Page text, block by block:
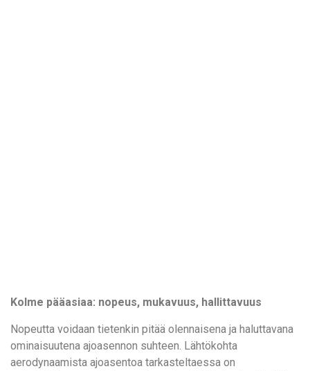
Kolme pääasiaa: nopeus, mukavuus, hallittavuus
Nopeutta voidaan tietenkin pitää olennaisena ja haluttavana
ominaisuutena ajoasennon suhteen. Lähtökohta
aerodynaamista ajoasentoa tarkasteltaessa on